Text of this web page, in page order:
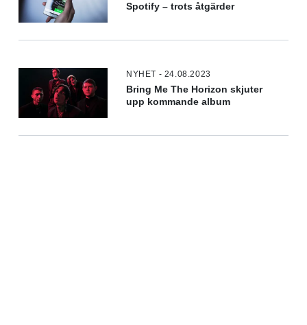
Spotify – trots åtgärder
NYHET - 24.08.2023
Bring Me The Horizon skjuter
upp kommande album